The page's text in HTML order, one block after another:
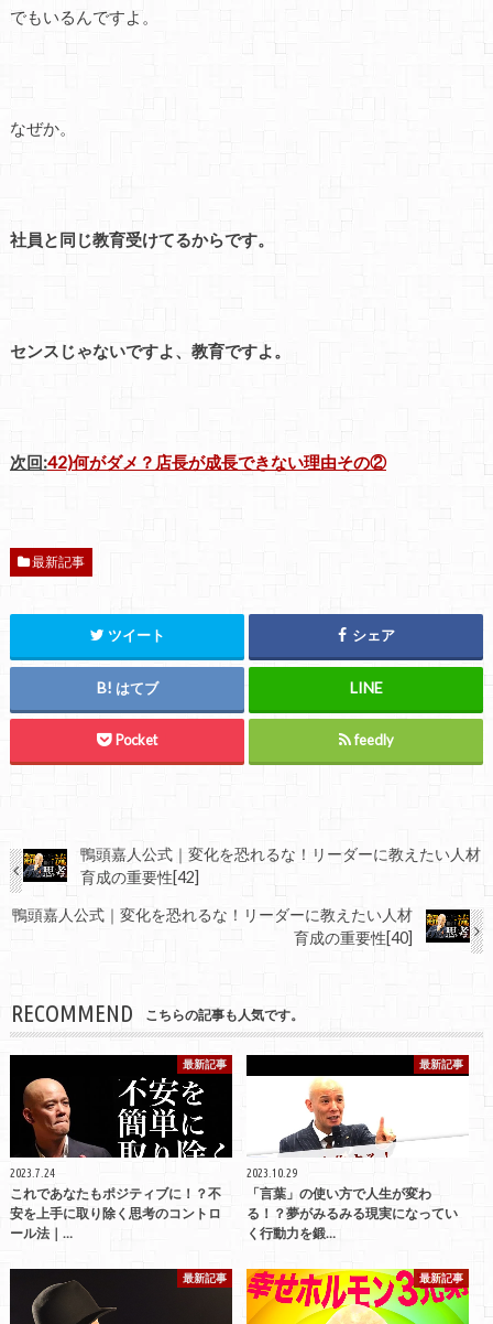
でもいるんですよ。
なぜか。
社員と同じ教育受けてるからです。
センスじゃないですよ、教育ですよ。
次回:42)何がダメ？店長が成長できない理由その②
最新記事
ツイート シェア
はてブ
Pocket feedly
鴨頭嘉人公式｜変化を恐れるな！リーダーに教えたい人材
育成の重要性[42]
鴨頭嘉人公式｜変化を恐れるな！リーダーに教えたい人材
育成の重要性[40]
RECOMMEND こちらの記事も人気です。
最新記事
2023.7.24
これであなたもポジティブに！？不
安を上手に取り除く思考のコントロ
ール法｜…
最新記事
2023.10.29
「言葉」の使い方で人生が変わ
る！？夢がみるみる現実になってい
く行動力を鍛…
最新記事 最新記事